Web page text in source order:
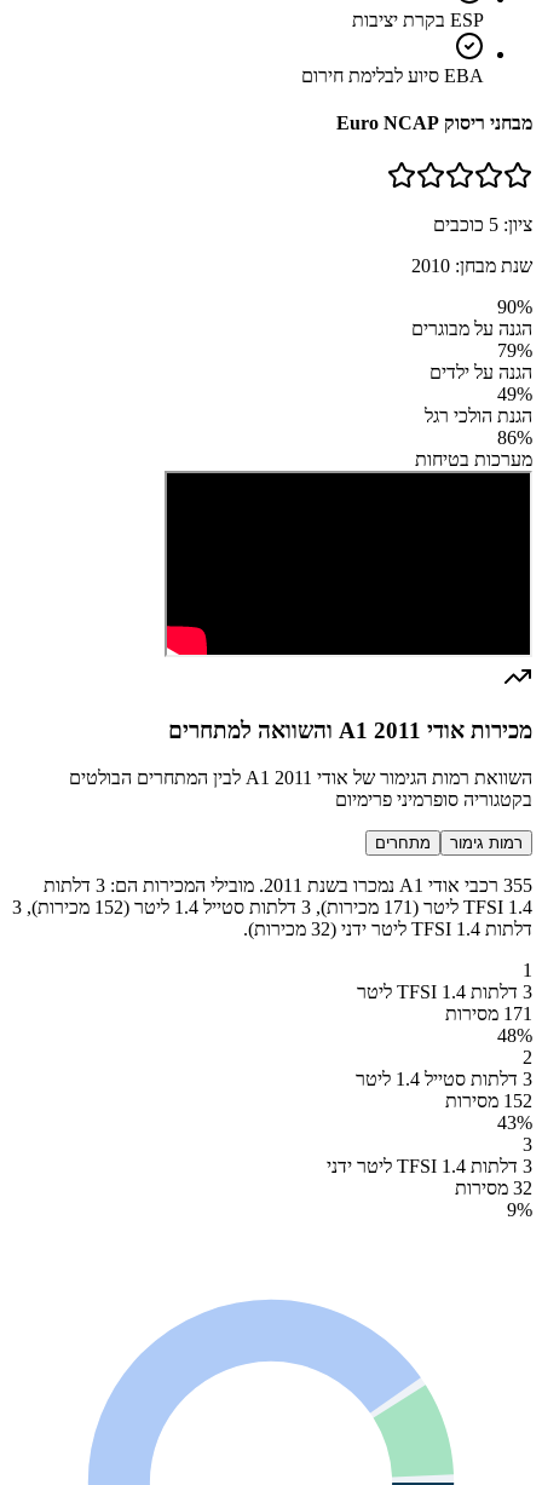
ESP בקרת יציבות
EBA סיוע לבלימת חירום
מבחני ריסוק Euro NCAP
ציון: 5 כוכבים
שנת מבחן: 2010
90%
הגנה על מבוגרים
79%
הגנה על ילדים
49%
הגנת הולכי רגל
86%
מערכות בטיחות
מכירות אודי A1 2011 והשוואה למתחרים
השוואת רמות הגימור של אודי A1 2011 לבין המתחרים הבולטים
בקטגוריה סופרמיני פרימיום
רמות גימור מתחרים
355 רכבי אודי A1 נמכרו בשנת 2011. מובילי המכירות הם: 3 דלתות
TFSI 1.4 ליטר (171 מכירות), 3 דלתות סטייל 1.4 ליטר (152 מכירות), 3
דלתות TFSI 1.4 ליטר ידני (32 מכירות).
1
3 דלתות TFSI 1.4 ליטר
171 מסירות
48%
2
3 דלתות סטייל 1.4 ליטר
152 מסירות
43%
3
3 דלתות TFSI 1.4 ליטר ידני
32 מסירות
9%